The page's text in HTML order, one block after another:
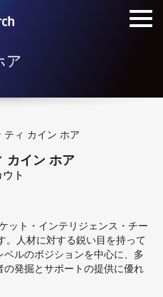
ア
ティ カイン ホア
カイン ホア
ト
ット・インテリジェンス・チー
。人材に対する鋭い目を持って
ルのポジションを中心に、多
発掘とサポートの提供に優れ